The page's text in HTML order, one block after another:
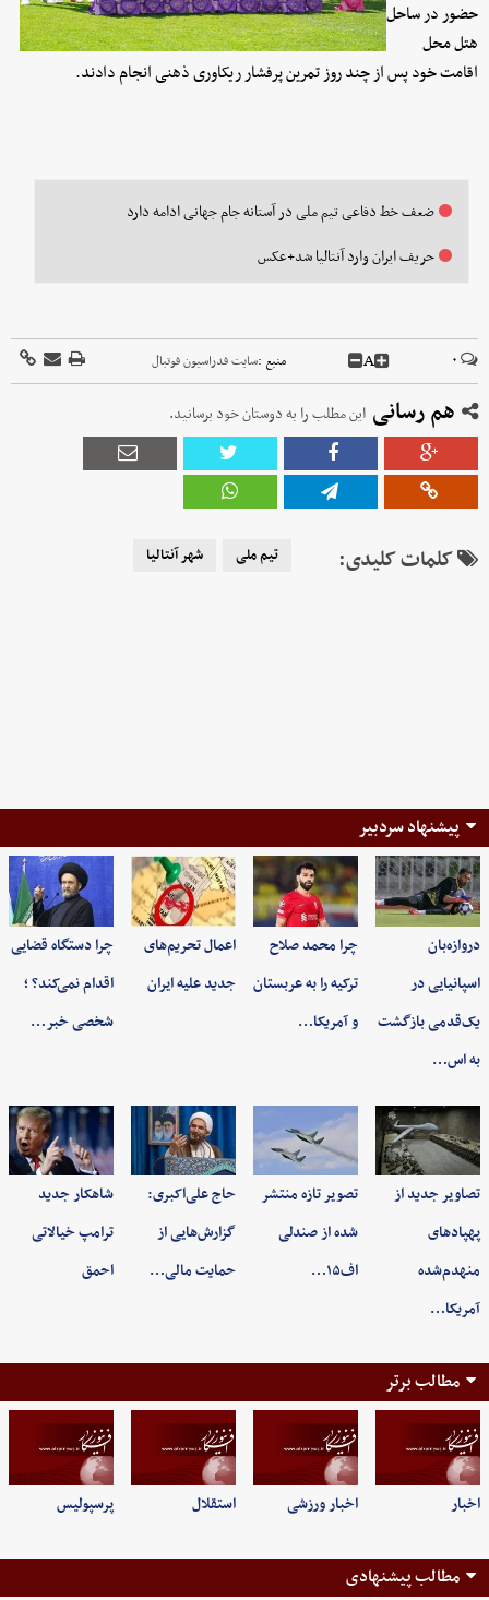
حضور در ساحل
هتل محل
اقامت خود پس از چند روز تمرین پرفشار ریکاوری ذهنی انجام دادند.
ضعف خط دفاعی تیم ملی در آستانه جام جهانی ادامه دارد
حریف ایران وارد آنتالیا شد+عکس
۰ A منبع :سایت فدراسیون فوتبال
هم رسانی این مطلب را به دوستان خود برسانید.
کلمات کلیدی: تیم ملی شهر آنتالیا
پیشنهاد سردبیر
دروازه‌بان
اسپانیایی در
یک‌قدمی بازگشت
به اس…
چرا محمد صلاح
ترکیه را به عربستان
و آمریکا…
اعمال تحریم‌های
جدید علیه ایران
چرا دستگاه قضایی
اقدام نمی‌کند؟ ؛
شخصی خبر…
تصاویر جدید از
پهپادهای
منهدم‌شده
آمریکا…
تصویر تازه منتشر
شده از صندلی
اف۱۵…
حاج علی‌اکبری:
گزارش‌هایی از
حمایت مالی…
شاهکار جدید
ترامپ خیالاتی
احمق
مطالب برتر
اخبار اخبار ورزشی استقلال پرسپولیس
مطالب پیشنهادی